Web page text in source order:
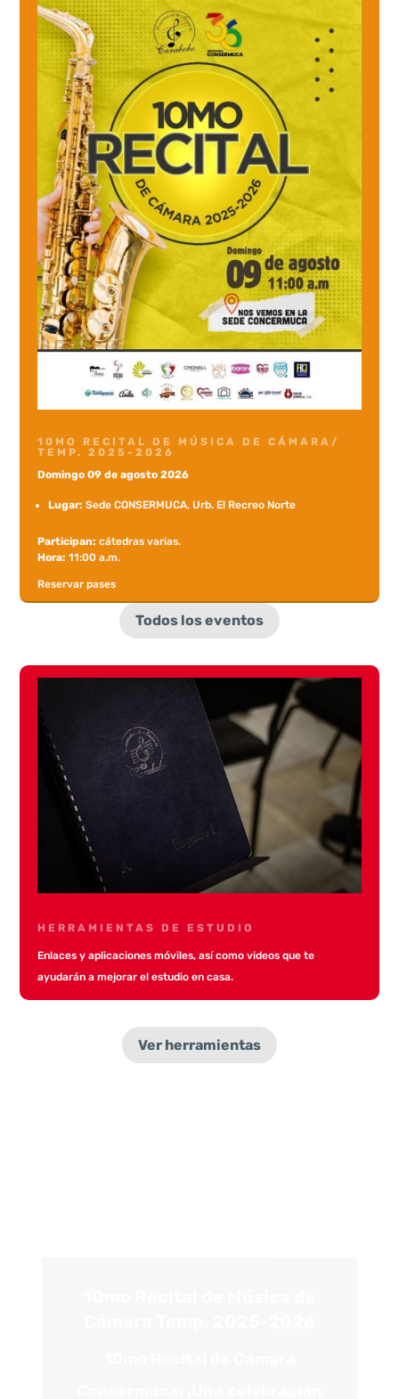
10MO RECITAL DE MÚSICA DE CÁMARA/
TEMP. 2025-2026
Domingo 09 de agosto 2026
Lugar: Sede CONSERMUCA, Urb. El Recreo Norte
Participan: cátedras varias.
Hora: 11:00 a.m.
Reservar pases
Todos los eventos
HERRAMIENTAS DE ESTUDIO
Enlaces y aplicaciones móviles, así como videos que te
ayudarán a mejorar el estudio en casa.
Ver herramientas